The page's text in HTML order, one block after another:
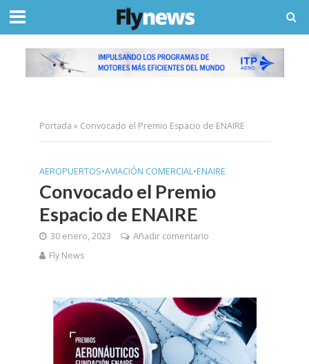
Portada » Convocado el Premio Espacio de ENAIRE
AEROPUERTOS•AVIACIÓN COMERCIAL•ENAIRE
Convocado el Premio
Espacio de ENAIRE
30 enero, 2023
Añadir comentario
Fly News